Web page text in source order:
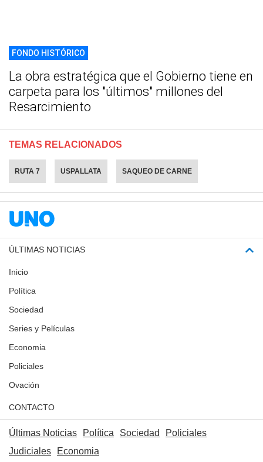
FONDO HISTÓRICO
La obra estratégica que el Gobierno tiene en
carpeta para los "últimos" millones del
Resarcimiento
TEMAS RELACIONADOS
RUTA 7 USPALLATA SAQUEO DE CARNE
ÚLTIMAS NOTICIAS
Inicio
Política
Sociedad
Series y Películas
Economia
Policiales
Ovación
CONTACTO
Últimas Noticias Política Sociedad
Policiales
Judiciales
Economia